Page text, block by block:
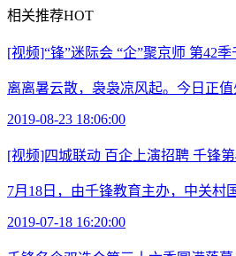
相关推荐HOT
[视频]“锋”迷际会 “企”聚京师 第42
离离暑云散，袅袅凉风起。今日正
2019-08-23 18:06:00
[视频]四城联动 百企上演招聘 千锋
7月18日，由千锋教育主办，中关村
2019-07-18 16:20:00